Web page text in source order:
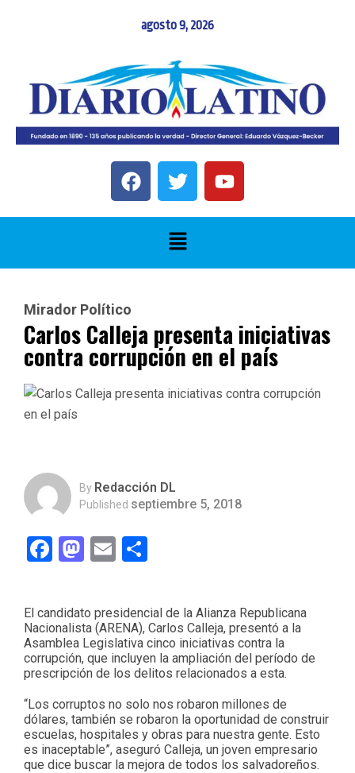
agosto 9, 2026
Mirador Político
Carlos Calleja presenta iniciativas
contra corrupción en el país
By Redacción DL
Published septiembre 5, 2018
Facebook
Mastodon
Email
El candidato presidencial de la Alianza Republicana
Nacionalista (ARENA), Carlos Calleja, presentó a la
Asamblea Legislativa cinco iniciativas contra la
corrupción, que incluyen la ampliación del período de
prescripción de los delitos relacionados a esta.
“Los corruptos no solo nos robaron millones de
dólares, también se robaron la oportunidad de construir
escuelas, hospitales y obras para nuestra gente. Esto
es inaceptable”, aseguró Calleja, un joven empresario
que dice buscar la mejora de todos los salvadoreños.